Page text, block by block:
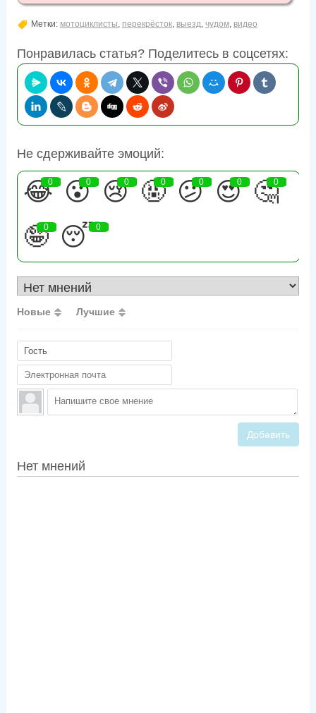
Метки: мотоциклисты перекрёсток, выезд чудом, видео
Понравилась статья? Поделитесь в соцсетях:
Не сдерживайте эмоций:
😂
0 😮
0 😢
0 🤬
0 😕
0 😍
0 🤔
0
🤪
0 😴
0
Новые Лучшие
Добавить
Нет мнений